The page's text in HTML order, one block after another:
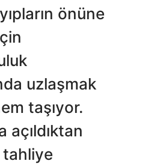
önüne
uzlaşmak
taşıyor.
açıldıktan